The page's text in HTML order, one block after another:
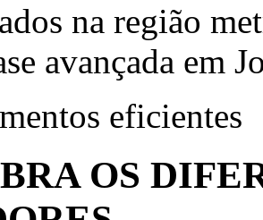
na região
avançada em
eficientes
OS